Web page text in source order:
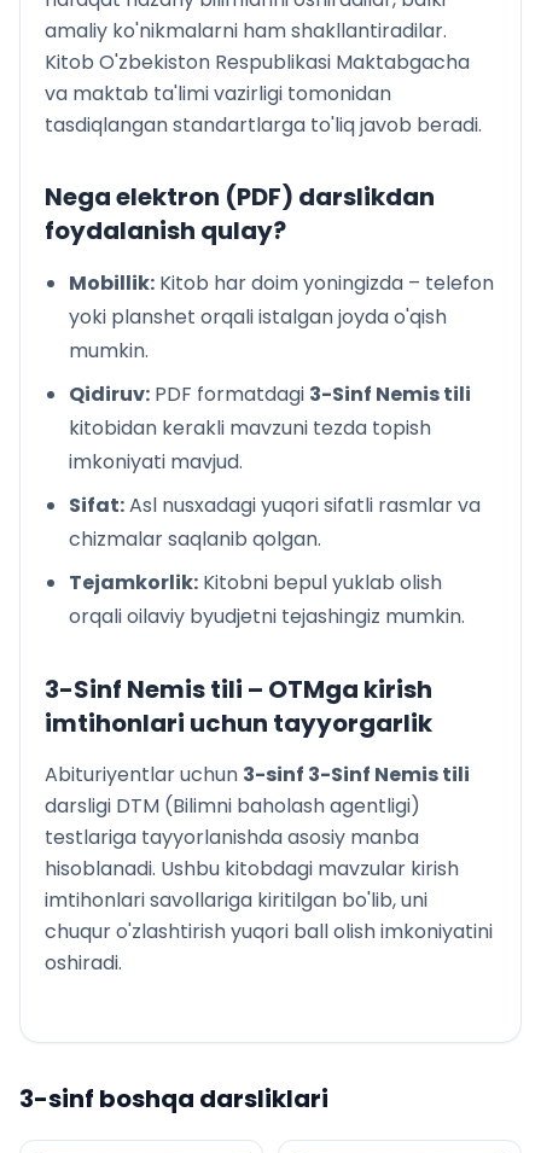
amaliy ko'nikmalarni ham shakllantiradilar.
Kitob O'zbekiston Respublikasi Maktabgacha
va maktab ta'limi vazirligi tomonidan
tasdiqlangan standartlarga to'liq javob beradi.
Nega elektron (PDF) darslikdan
foydalanish qulay?
Mobillik: Kitob har doim yoningizda – telefon
yoki planshet orqali istalgan joyda o'qish
mumkin.
Qidiruv: PDF formatdagi 3-Sinf Nemis tili
kitobidan kerakli mavzuni tezda topish
imkoniyati mavjud.
Sifat:Asl nusxadagi yuqori sifatli rasmlar va
chizmalar saqlanib qolgan.
Tejamkorlik: Kitobni bepul yuklab olish
orqali oilaviy byudjetni tejashingiz mumkin.
3-Sinf Nemis tili – OTMga kirish
imtihonlari uchun tayyorgarlik
Abituriyentlar uchun 3-sinf 3-Sinf Nemis tili
darsligi DTM (Bilimni baholash agentligi)
testlariga tayyorlanishda asosiy manba
hisoblanadi. Ushbu kitobdagi mavzular kirish
imtihonlari savollariga kiritilgan bo'lib, uni
chuqur o'zlashtirish yuqori ball olish imkoniyatini
oshiradi.
3-sinf boshqa darsliklari